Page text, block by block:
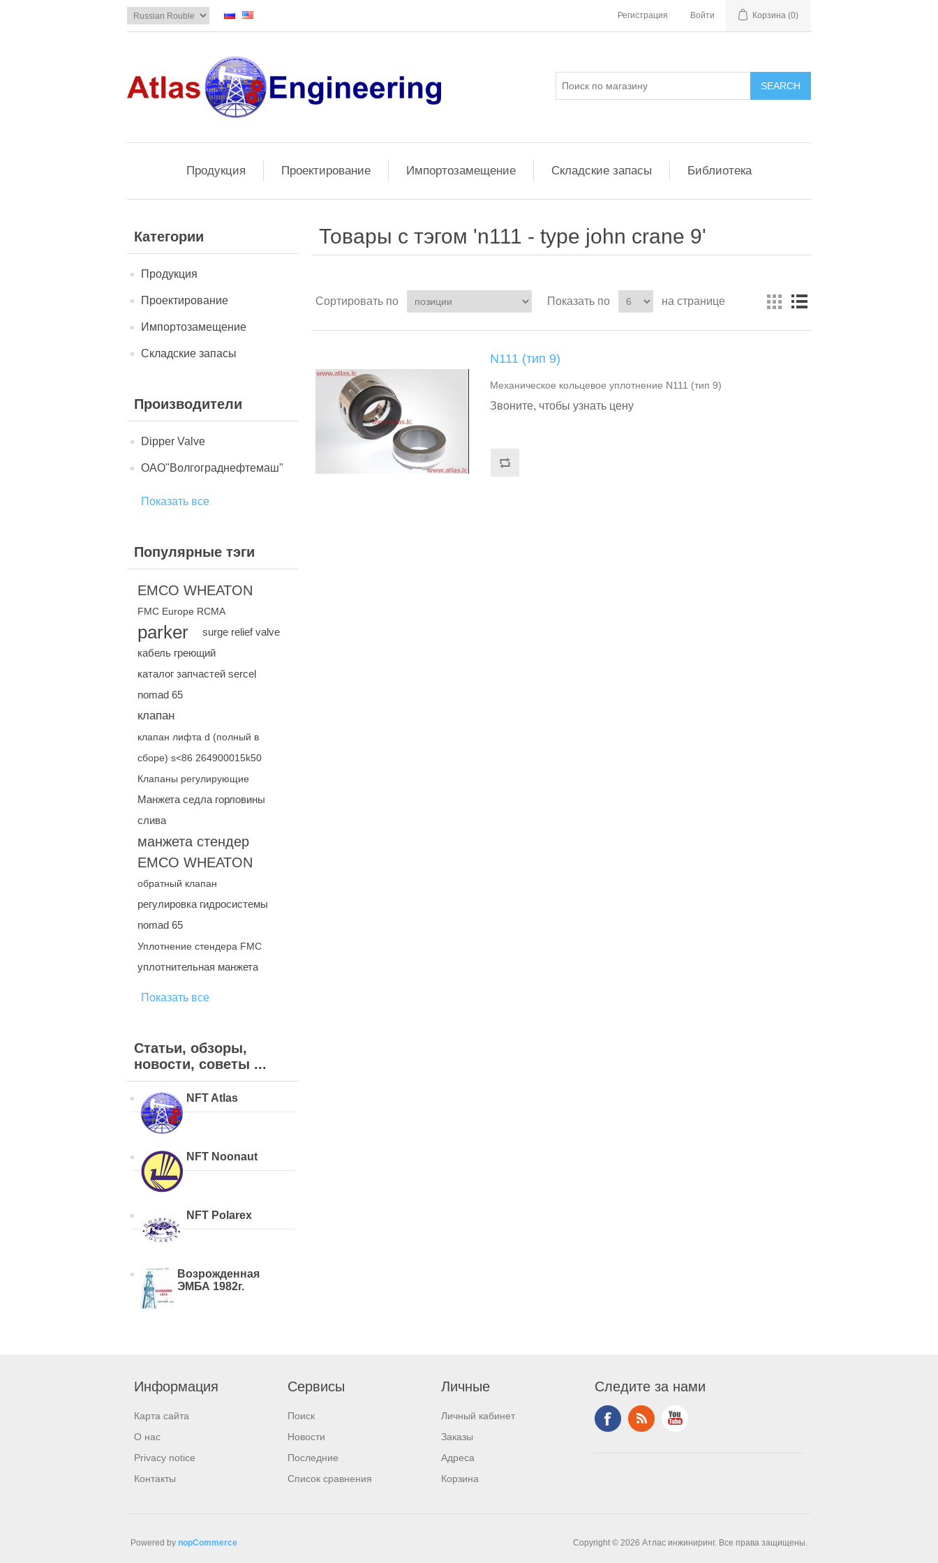
Регистрация Войти Корзина (0)
Продукция Проектирование Импортозамещение Складские запасы Библиотека
Категории
Продукция
Проектирование
Импортозамещение
Складские запасы
Производители
Dipper Valve
ОАО"Волгограднефтемаш"
Показать все
Популярные тэги
EMCO WHEATON
FMC Europe RCMA
parker
surge relief valve
кабель греющий
каталог запчастей sercel
nomad 65
клапан
клапан лифта d (полный в
сборе) s<86 264900015k50
Клапаны регулирующие
Манжета седла горловины
слива
манжета стендер
EMCO WHEATON
обратный клапан
регулировка гидросистемы
nomad 65
Уплотнение стендера FMC
уплотнительная манжета
Показать все
Статьи, обзоры,
новости, советы ...
NFT Atlas
NFT Noonaut
NFT Polarex
Возрожденная
ЭМБА 1982г.
Товары с тэгом 'n111 - type john crane 9'
Сортировать по Показать по на странице
N111 (тип 9)
Механическое кольцевое уплотнение N111 (тип 9)
Звоните, чтобы узнать цену
Информация
Карта сайта
О нас
Privacy notice
Контакты
Сервисы
Поиск
Новости
Последние
Список сравнения
Личные
Личный кабинет
Заказы
Адреса
Корзина
Следите за нами
Copyright © 2026 Атлас инжиниринг. Все права защищены.
Powered by nopCommerce